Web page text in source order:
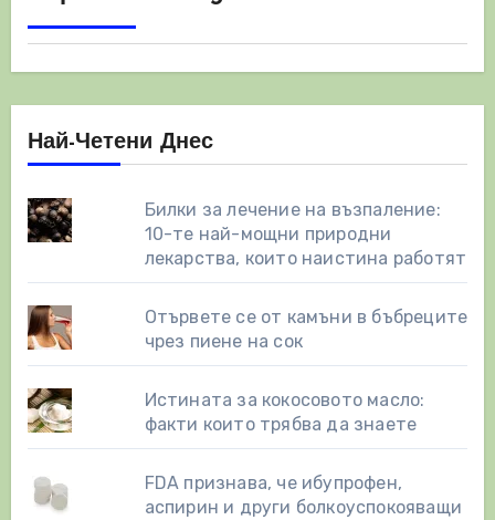
Най-Четени Днес
Билки за лечение на възпаление:
10-те най-мощни природни
лекарства, които наистина работят
Отървете се от камъни в бъбреците
чрез пиене на сок
Истината за кокосовото масло:
факти които трябва да знаете
FDA признава, че ибупрофен,
аспирин и други болкоуспокояващи